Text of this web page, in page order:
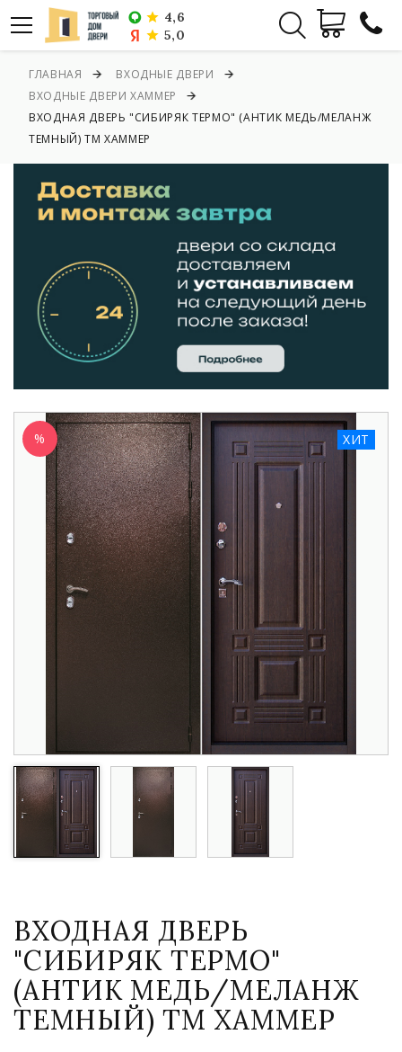
4,6
5,0
ГЛАВНАЯ
ВХОДНЫЕ ДВЕРИ
ВХОДНЫЕ ДВЕРИ ХАММЕР
ВХОДНАЯ ДВЕРЬ "СИБИРЯК ТЕРМО" (АНТИК МЕДЬ/МЕЛАНЖ
ТЕМНЫЙ) ТМ ХАММЕР
ХИТ
%
ВХОДНАЯ ДВЕРЬ
"СИБИРЯК ТЕРМО"
(АНТИК МЕДЬ/МЕЛАНЖ
ТЕМНЫЙ) ТМ ХАММЕР